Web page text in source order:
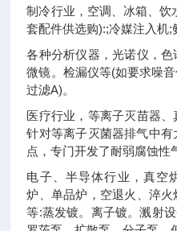
制冷行业，空调、冰箱、饮
套配件供选购):;冷媒注入机
各种分析仪器，光诺仪，
微镜。检漏仪等(如要求噪
过滤A)。
医疗行业，等离子灭苗器、
针对等离子灭菌器排气中
点，专门开发了耐弱腐蚀性
电子、半导体行业，真空
炉、单品炉，空退火、淬
等:蒸发镀。离子镀。溅射